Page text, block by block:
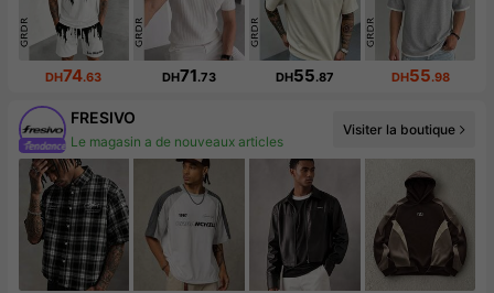
DH74.63 DH71.73 DH55.87 DH55.98
FRESIVO
Le magasin a de nouveaux articles
Visiter la boutique